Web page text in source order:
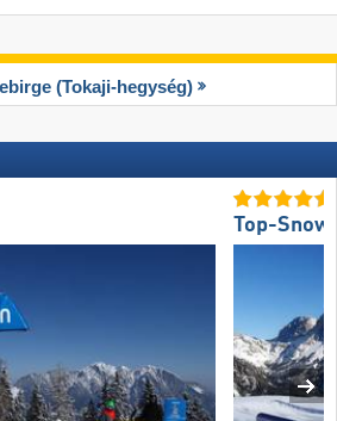
(Tokaji-hegység)
Top-